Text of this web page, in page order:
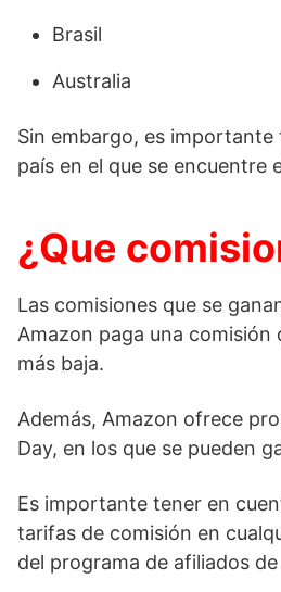
Brasil
Australia
Sin embargo, es
país en el que se encuentre
¿Que
Las comisiones que se
Amazon paga una comisión
más baja.
Además, Amazon ofrece
Day, en los que se pueden
Es importante tener en
tarifas de comisión en
del programa de afiliados